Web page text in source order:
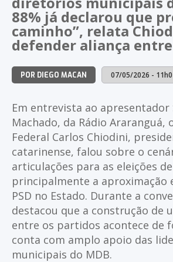
88% já declarou que
caminho”, relata
defender aliança entre
POR DIEGO MACAN 07/05/2026 -
Em entrevista ao apresentador
Machado, da Rádio Araranguá,
Federal Carlos Chiodini,
catarinense, falou sobre o
articulações para as eleições
principalmente a aproximação
PSD no Estado. Durante a
destacou que a construção de
entre os partidos acontece de
conta com amplo apoio das
municipais do MDB.